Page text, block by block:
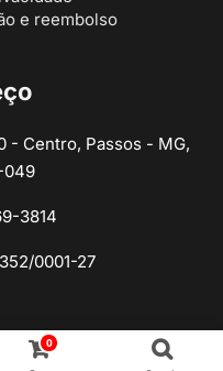
e reembolso
- Centro, Passos - MG,
049
3814
0001-27
0